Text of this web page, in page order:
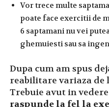
Vor trece multe
poate face exercitii de
6 saptamani nu vei
ghemuiesti sau sa
Dupa cum am spus
reabilitare variaza de
Trebuie avut in
raspunde la fel la